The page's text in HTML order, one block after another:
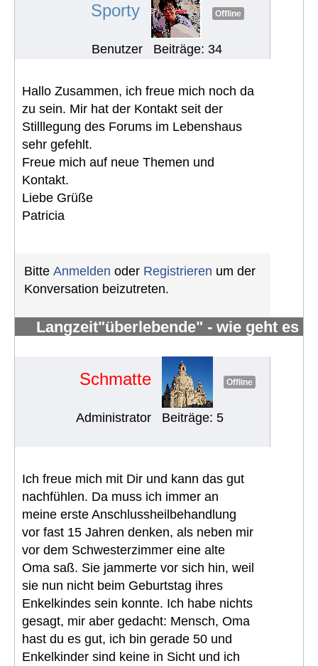
Sporty Offline
Benutzer Beiträge: 34
Hallo Zusammen, ich freue mich noch da
zu sein. Mir hat der Kontakt seit der
Stilllegung des Forums im Lebenshaus
sehr gefehlt.
Freue mich auf neue Themen und
Kontakt.
Liebe Grüße
Patricia
Bitte Anmelden oder Registrieren um der
Konversation beizutreten.
Langzeit"überlebende" - wie geht es
Schmatte Offline
Administrator Beiträge: 5
Ich freue mich mit Dir und kann das gut
nachfühlen. Da muss ich immer an
meine erste Anschlussheilbehandlung
vor fast 15 Jahren denken, als neben mir
vor dem Schwesterzimmer eine alte
Oma saß. Sie jammerte vor sich hin, weil
sie nun nicht beim Geburtstag ihres
Enkelkindes sein konnte. Ich habe nichts
gesagt, mir aber gedacht: Mensch, Oma
hast du es gut, ich bin gerade 50 und
Enkelkinder sind keine in Sicht und ich